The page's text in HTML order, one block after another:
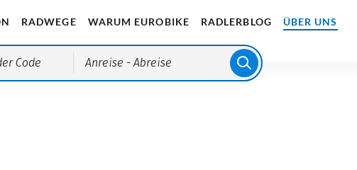
RADWEGE WARUM EUROBIKE RADLERBLOG ÜBER UNS
Anreise - Abreise